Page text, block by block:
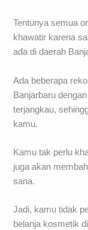
Tentunya semua
khawatir karena
ada di daerah
Ada beberapa
Banjarbaru
terjangkau,
kamu.
Kamu tak perlu
juga akan
sana.
Jadi, kamu tidak
belanja kosmetik